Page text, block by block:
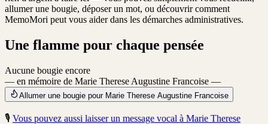
allumer une bougie, déposer un mot, ou découvrir comment
MemoMori peut vous aider dans les démarches administratives.
Une flamme pour chaque pensée
Aucune bougie encore
— en mémoire de Marie Therese Augustine Francoise —
Allumer une bougie pour Marie Therese Augustine Francoise
🎙️ Vous pouvez aussi laisser un message vocal à Marie Therese